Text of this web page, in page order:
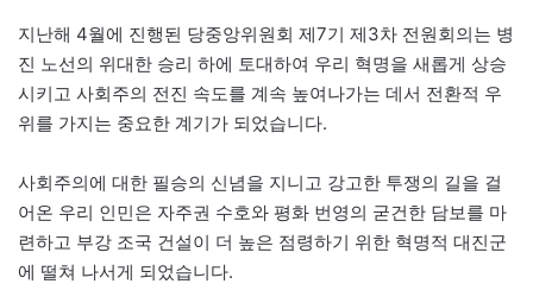
지난해 4월에 진행된 당중앙위원회 제7기 제3차 전원회의는 병
진 노선의 위대한 승리 하에 토대하여 우리 혁명을 새롭게 상승
시키고 사회주의 전진 속도를 계속 높여나가는 데서 전환적 우
위를 가지는 중요한 계기가 되었습니다.
사회주의에 대한 필승의 신념을 지니고 강고한 투쟁의 길을 걸
어온 우리 인민은 자주권 수호와 평화 번영의 굳건한 담보를 마
련하고 부강 조국 건설이 더 높은 점령하기 위한 혁명적 대진군
에 떨쳐 나서게 되었습니다.